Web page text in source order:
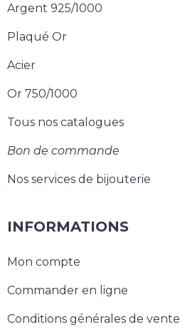
Argent 925/1000
Plaqué Or
Acier
Or 750/1000
Tous nos catalogues
Bon de commande
Nos services de bijouterie
INFORMATIONS
Mon compte
Commander en ligne
Conditions générales de vente